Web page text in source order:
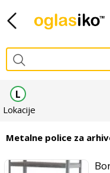
L
Lokacije
Metalne police za